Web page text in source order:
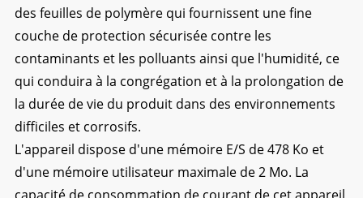
des feuilles de polymère qui fournissent une fine
couche de protection sécurisée contre les
contaminants et les polluants ainsi que l'humidité, ce
qui conduira à la congrégation et à la prolongation de
la durée de vie du produit dans des environnements
difficiles et corrosifs.
L'appareil dispose d'une mémoire E/S de 478 Ko et
d'une mémoire utilisateur maximale de 2 Mo. La
capacité de consommation de courant de cet appareil